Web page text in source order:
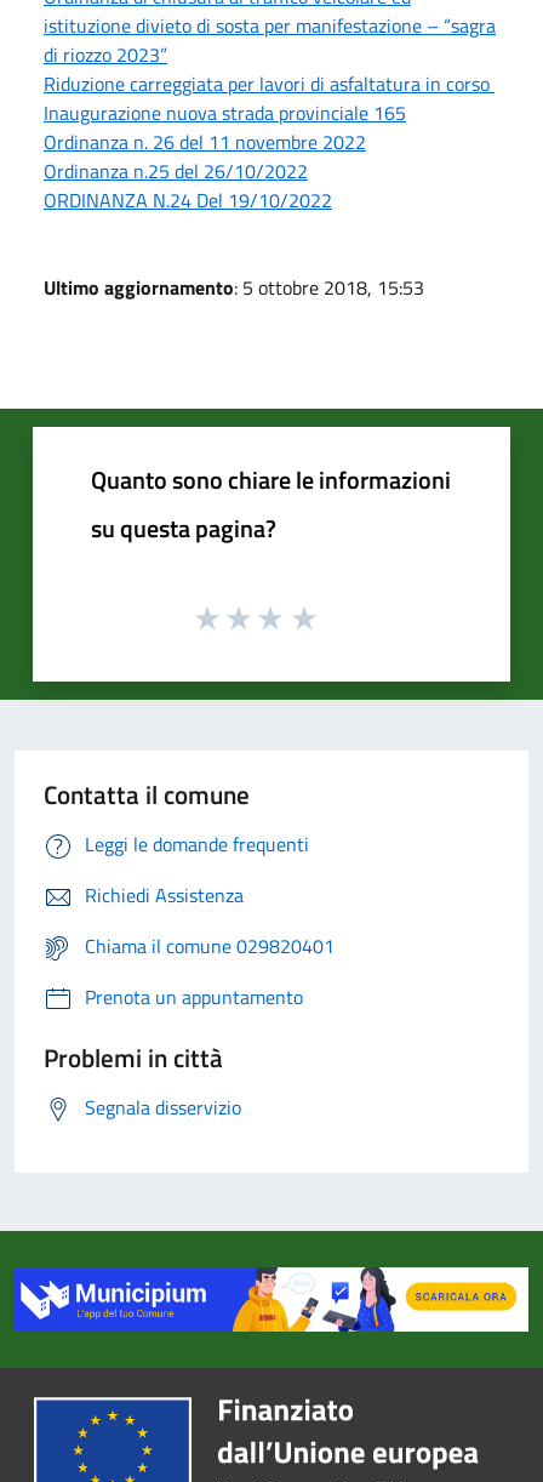
istituzione divieto di sosta per manifestazione – “sagra
di riozzo 2023”
Riduzione carreggiata per lavori di asfaltatura in corso
Inaugurazione nuova strada provinciale 165
Ordinanza n. 26 del 11 novembre 2022
Ordinanza n.25 del 26/10/2022
ORDINANZA N.24 Del 19/10/2022
Ultimo aggiornamento: 5 ottobre 2018, 15:53
Quanto sono chiare le informazioni
su questa pagina?
Contatta il comune
Leggi le domande frequenti
Richiedi Assistenza
Chiama il comune 029820401
Prenota un appuntamento
Problemi in città
Segnala disservizio